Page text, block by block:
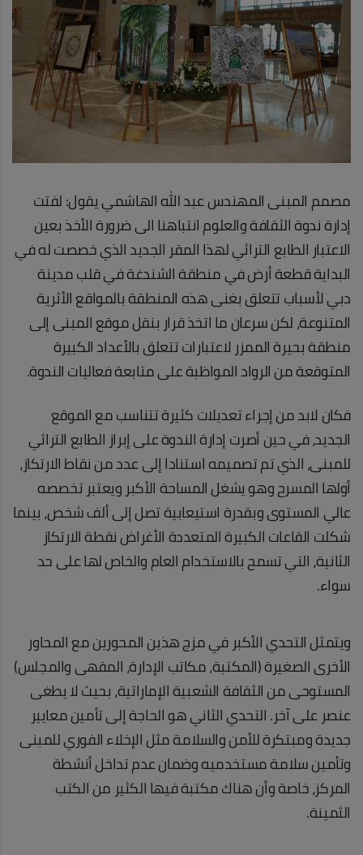
مصمم المبنى المهندس عبد الله الهاشمي يقول: لفتت
إدارة ندوة الثقافة والعلوم انتباهنا الى ضرورة الأخذ بعين
الاعتبار الطابع التراثي لهذا المقر الجديد الذي خصصت له في
البداية قطعة أرض في منطقة الشندغة في قلب مدينة
دبي لأسباب تتعلق بغنى هذه المنطقة بالمواقع الأثرية
المتنوعة، لكن سرعان ما اتخذ قرار بنقل موقع المبنى إلى
منطقة بحيرة الممزر لاعتبارات تتعلق بالأعداد الكبيرة
المتوقعة من الرواد المواظبة على متابعة فعاليات الندوة.
فكان لابد من إجراء تعديلات كثيرة تتناسب مع الموقع
الجديد، في حين أصرت إدارة الندوة على إبراز الطابع التراثي
للمبنى، الذي تم تصميمه استنادا إلى عدد من نقاط الارتكاز،
أولها المسرح وهو يشغل المساحة الأكبر ويعتبر تخصصه
عالي المستوى وبقدرة استيعابية تصل إلى ألف شخص، بينما
شكلت القاعات الكبيرة المتعددة الأغراض نقطة الارتكاز
الثانية، التي تسمح بالاستخدام العام والخاص لها على حد
سواء.
ويتمثل التحدي الأكبر في مزج هذين المحورين مع المحاور
الأخرى الصغيرة (المكتبة، مكاتب الإدارة، المقهى والمجلس)
المستوحى من الثقافة الشعبية الإماراتية، بحيث لا يطغى
عنصر على آخر. التحدي الثاني هو الحاجة إلى تأمين معايير
جديدة ومبتكرة للأمن والسلامة مثل الإخلاء الفوري للمبنى
وتأمين سلامة مستخدميه وضمان عدم تداخل أنشطة
المركز، خاصة وأن هناك مكتبة فيها الكثير من الكتب
الثمينة.